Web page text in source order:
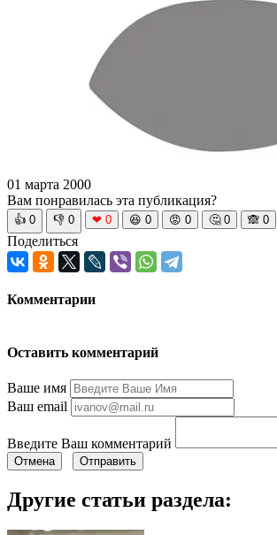
01 марта 2000
Вам понравилась эта публикация?
👍 0 👎 0 ❤ 0 😆 0 😡 0 🤔 0 🙈 0
Поделиться
Комментарии
Оставить комментарий
Ваше имя
Ваш email
Введите Ваш комментарий
Отмена Отправить
Другие статьи раздела: